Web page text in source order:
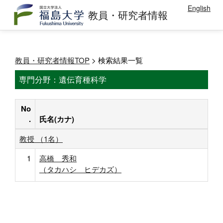
教員・研究者情報 English
教員・研究者情報TOP > 検索結果一覧
専門分野：遺伝育種科学
No
.
氏名(カナ)
教授 （1名）
1
高橋 秀和
（タカハシ ヒデカズ）